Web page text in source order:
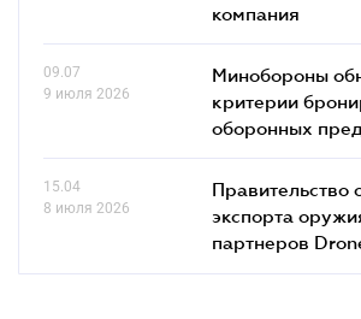
компания
09.07
9 июля 2026
Минобороны
критерии
оборонных
15.04
8 июля 2026
Правительство
экспорта
партнеров